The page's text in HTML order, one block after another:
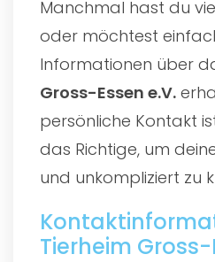
Manchmal hast du
oder möchtest
Informationen über
Gross-Essen e.V.
persönliche Kontakt
das Richtige, um
und unkompliziert zu
Tierheim Gross-